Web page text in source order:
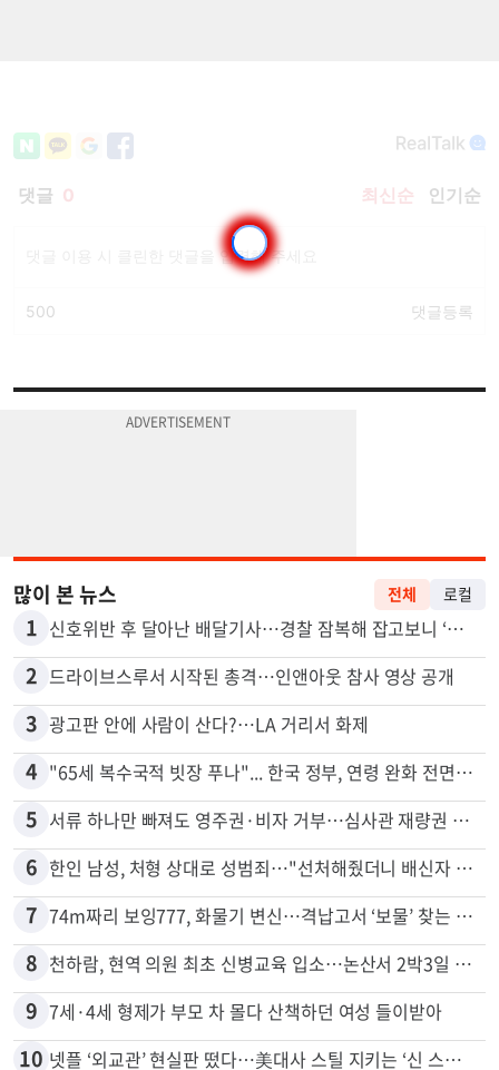
많이 본 뉴스 전체 로컬
1 신호위반 후 달아난 배달기사…경찰 잠복해 잡고보니 ‘반전’
2 드라이브스루서 시작된 총격…인앤아웃 참사 영상 공개
3 광고판 안에 사람이 산다?…LA 거리서 화제
4 "65세 복수국적 빗장 푸나"... 한국 정부, 연령 완화 전면 추진
5 서류 하나만 빠져도 영주권·비자 거부…심사관 재량권 대폭 확대
6 한인 남성, 처형 상대로 성범죄…"선처해줬더니 배신자 취급"
7 74m짜리 보잉777, 화물기 변신…격납고서 ‘보물’ 찾는 인천공항
8 천하람, 현역 의원 최초 신병교육 입소…논산서 2박3일 생활
9 7세·4세 형제가 부모 차 몰다 산책하던 여성 들이받아
10 넷플 ‘외교관’ 현실판 떴다…美대사 스틸 지키는 ‘신 스틸러’